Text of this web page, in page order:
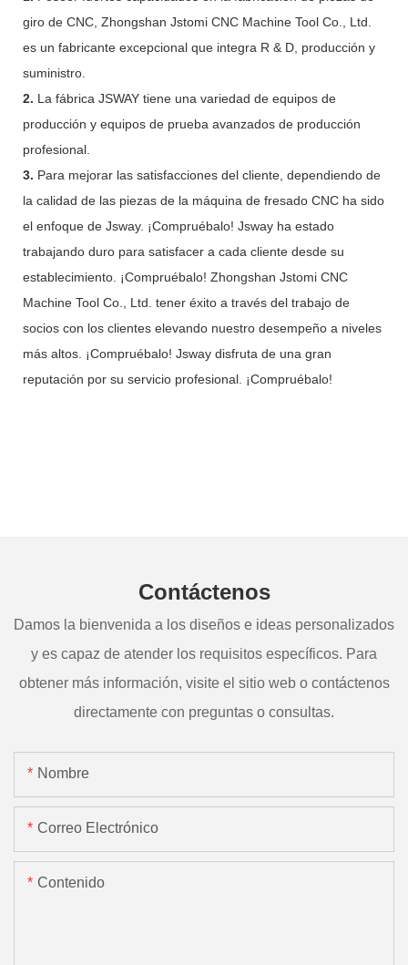
giro de CNC, Zhongshan Jstomi CNC Machine Tool Co., Ltd.
es un fabricante excepcional que integra R & D, producción y
suministro.
2. La fábrica JSWAY tiene una variedad de equipos de
producción y equipos de prueba avanzados de producción
profesional.
3. Para mejorar las satisfacciones del cliente, dependiendo de
la calidad de las piezas de la máquina de fresado CNC ha sido
el enfoque de Jsway. ¡Compruébalo! Jsway ha estado
trabajando duro para satisfacer a cada cliente desde su
establecimiento. ¡Compruébalo! Zhongshan Jstomi CNC
Machine Tool Co., Ltd. tener éxito a través del trabajo de
socios con los clientes elevando nuestro desempeño a niveles
más altos. ¡Compruébalo! Jsway disfruta de una gran
reputación por su servicio profesional. ¡Compruébalo!
Contáctenos
Damos la bienvenida a los diseños e ideas personalizados
y es capaz de atender los requisitos específicos. Para
obtener más información, visite el sitio web o contáctenos
directamente con preguntas o consultas.
Nombre
Correo Electrónico
Contenido